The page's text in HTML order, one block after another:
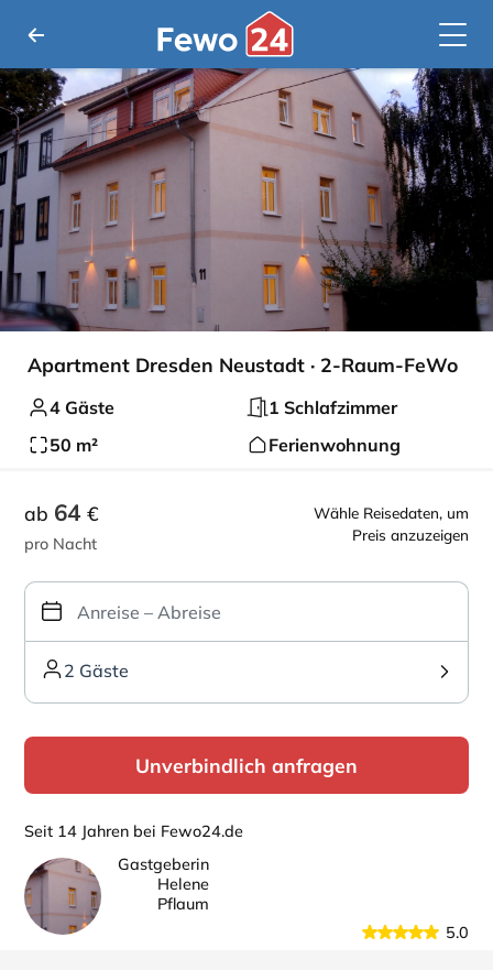
Apartment Dresden Neustadt · 2-Raum-FeWo
4 Gäste
1 Schlafzimmer
50 m²
Ferienwohnung
Wähle Reisedaten, um
Preis anzuzeigen
ab 64 €
pro Nacht
2 Gäste
Unverbindlich anfragen
Seit 14 Jahren bei Fewo24.de
Gastgeberin
Helene
Pflaum
5.0